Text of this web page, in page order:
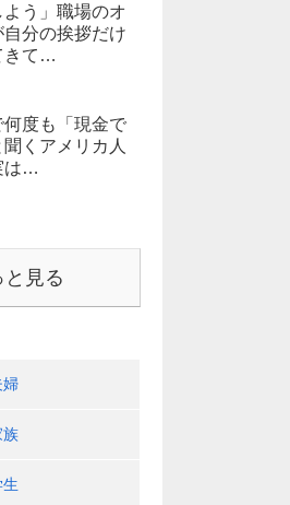
よう」職場のオ
分の挨拶だけ
きて…
何度も「現金で
くアメリカ人
は…
見る
婦
族